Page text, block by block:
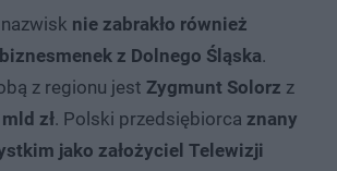
nie zabrakło również
z Dolnego Śląska.
z regionu jest Zygmunt Solorz z
zł. Polski przedsiębiorca znany
jako założyciel Telewizji